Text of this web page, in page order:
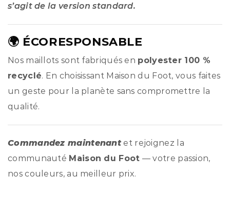
s’agit de la version standard.
🌍 ÉCORESPONSABLE
Nos maillots sont fabriqués en polyester 100 %
recyclé. En choisissant Maison du Foot, vous faites
un geste pour la planète sans compromettre la
qualité.
Commandez maintenant et rejoignez la
communauté Maison du Foot — votre passion,
nos couleurs, au meilleur prix.